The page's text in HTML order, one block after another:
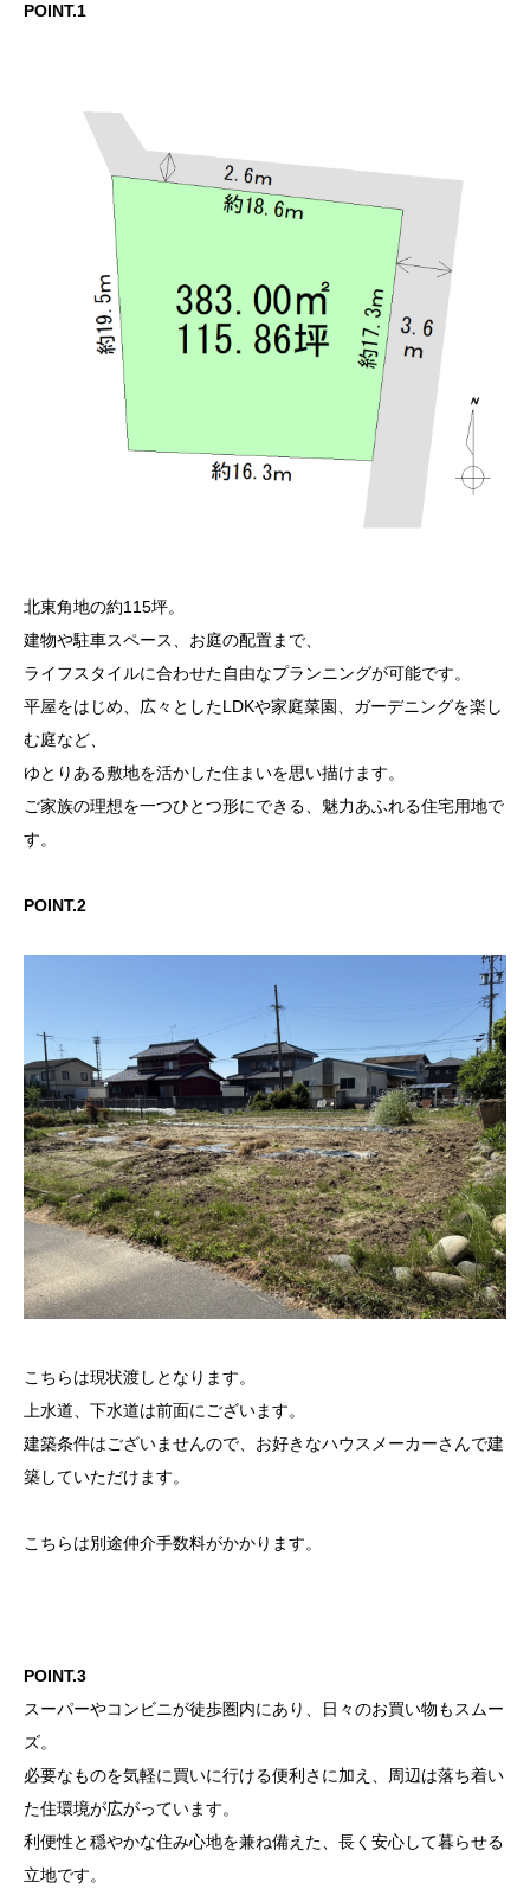
POINT.1
北東角地の約115坪。
建物や駐車スペース、お庭の配置まで、
ライフスタイルに合わせた自由なプランニングが可能です。
平屋をはじめ、広々としたLDKや家庭菜園、ガーデニングを楽し
む庭など、
ゆとりある敷地を活かした住まいを思い描けます。
ご家族の理想を一つひとつ形にできる、魅力あふれる住宅用地で
す。
POINT.2
こちらは現状渡しとなります。
上水道、下水道は前面にございます。
建築条件はございませんので、お好きなハウスメーカーさんで建
築していただけます。
こちらは別途仲介手数料がかかります。
POINT.3
スーパーやコンビニが徒歩圏内にあり、日々のお買い物もスムー
ズ。
必要なものを気軽に買いに行ける便利さに加え、周辺は落ち着い
た住環境が広がっています。
利便性と穏やかな住み心地を兼ね備えた、長く安心して暮らせる
立地です。